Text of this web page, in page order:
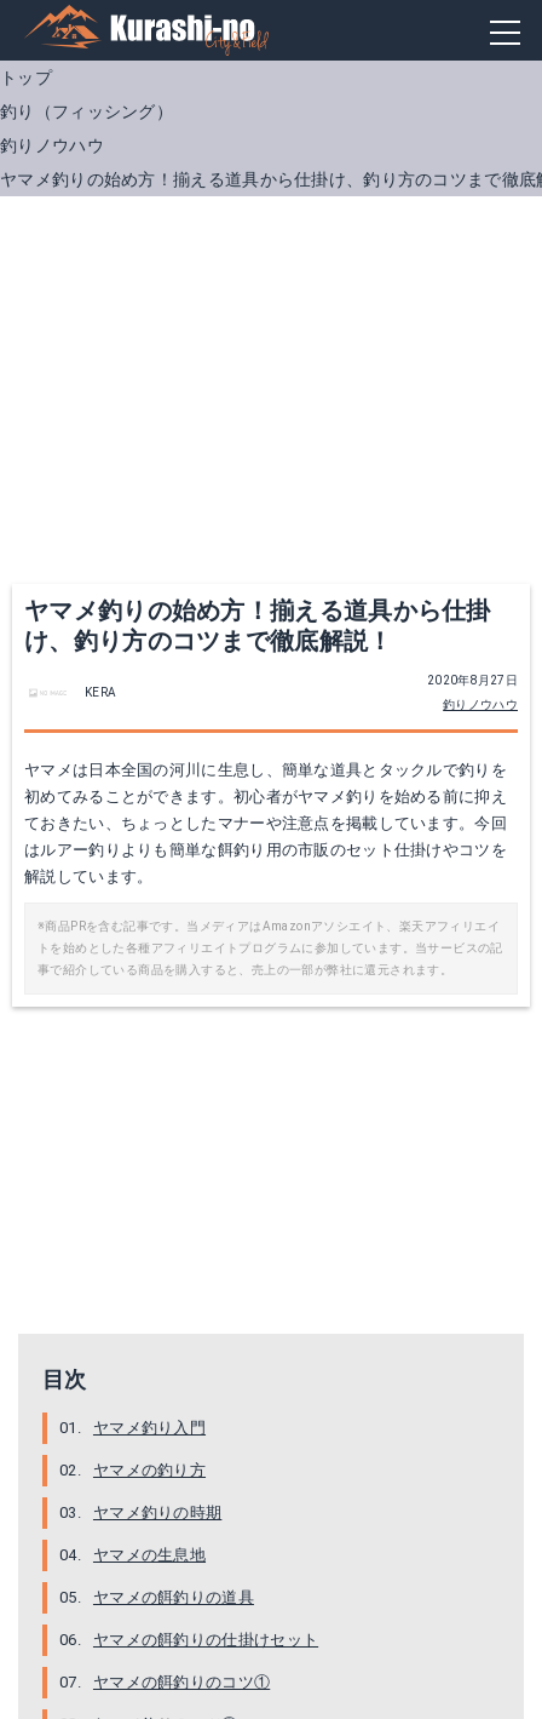
トップ
釣り（フィッシング）
釣りノウハウ
ヤマメ釣りの始め方！揃える道具から仕掛け、釣り方のコツまで徹底
ヤマメ釣りの始め方！揃える道具から仕掛
け、釣り方のコツまで徹底解説！
2020年8月27日
釣りノウハウ
KERA
ヤマメは日本全国の河川に生息し、簡単な道具とタックルで釣りを
初めてみることができます。初心者がヤマメ釣りを始める前に抑え
ておきたい、ちょっとしたマナーや注意点を掲載しています。今回
はルアー釣りよりも簡単な餌釣り用の市販のセット仕掛けやコツを
解説しています。
※商品PRを含む記事です。当メディアはAmazonアソシエイト、楽天アフィリエイ
トを始めとした各種アフィリエイトプログラムに参加しています。当サービスの記
事で紹介している商品を購入すると、売上の一部が弊社に還元されます。
目次
ヤマメ釣り入門
ヤマメの釣り方
ヤマメ釣りの時期
ヤマメの生息地
ヤマメの餌釣りの道具
ヤマメの餌釣りの仕掛けセット
ヤマメの餌釣りのコツ①
天井糸から針までのセット
Amazonで詳細を見る